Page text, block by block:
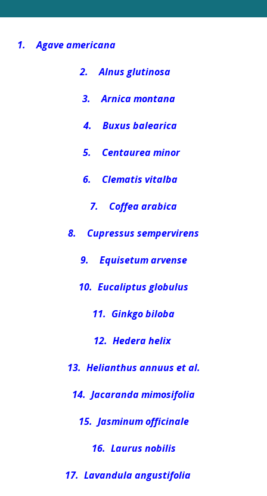
1. Agave americana
2. Alnus glutinosa
3. Arnica montana
4. Buxus balearica
5. Centaurea minor
6. Clematis vitalba
7. Coffea arabica
8. Cupressus sempervirens
9. Equisetum arvense
10. Eucaliptus globulus
11. Ginkgo biloba
12. Hedera helix
13. Helianthus annuus et al.
14. Jacaranda mimosifolia
15. Jasminum officinale
16. Laurus nobilis
17. Lavandula angustifolia